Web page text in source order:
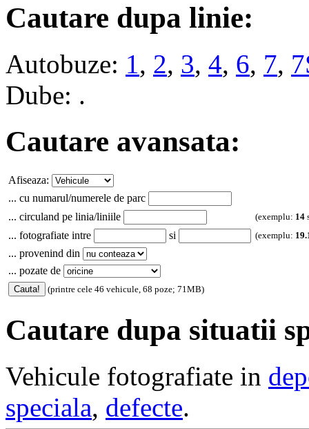
Cautare dupa linie:
Autobuze: 1, 2, 3, 4, 6, 7,
Dube: .
Cautare avansata:
Afiseaza:
... cu numarul/numerele de parc
... circuland pe linia/liniile
(exemplu: 14
... fotografiate intre si (exemplu:
... provenind din
... pozate de
(printre cele 46 vehicule, 68 poze; 71MB)
Cautare dupa situatii
Vehicule fotografiate in
speciala, defecte.